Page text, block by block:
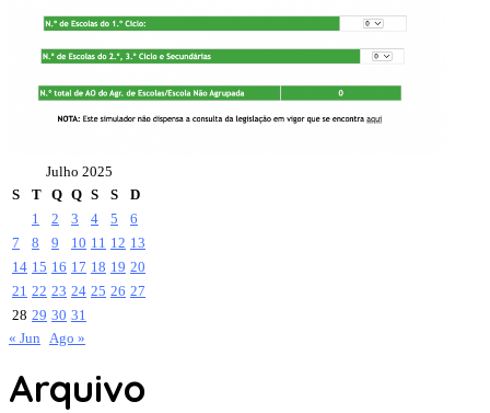
Julho 2025
S
T Q Q S S
D
1
2 3 4 5
6
7
8 9 10 11 12 13
14 15 16 17 18 19 20
21 22 23 24 25 26 27
28 29 30 31
« Jun
Ago »
Arquivo